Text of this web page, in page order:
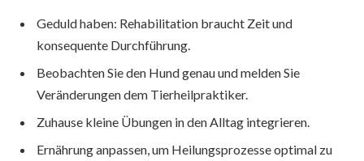
Geduld haben: Rehabilitation braucht Zeit und
konsequente Durchführung.
Beobachten Sie den Hund genau und melden Sie
Veränderungen dem Tierheilpraktiker.
Zuhause kleine Übungen in den Alltag integrieren.
Ernährung anpassen, um Heilungsprozesse optimal zu